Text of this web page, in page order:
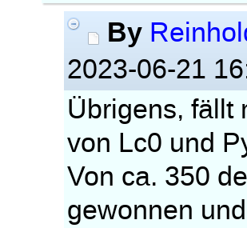
By
2023-06-21
Übrigens, fällt
von Lc0 und
Von ca. 350
gewonnen